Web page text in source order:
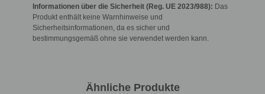
Informationen über die Sicherheit (Reg. UE 2023/988): Das
Produkt enthält keine Warnhinweise und
Sicherheitsinformationen, da es sicher und
bestimmungsgemäß ohne sie verwendet werden kann.
Ähnliche Produkte